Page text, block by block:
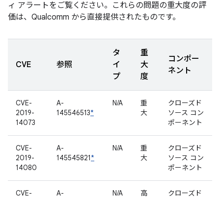
ィ アラートをご覧ください。これらの問題の重大度の評
価は、Qualcomm から直接提供されたものです。
CVE 参照
タ
イ
プ
重
大
度
コンポー
ネント
CVE-
2019-
14073
A-
145546513*
N/A
重
大
クローズド
ソース コン
ポーネント
CVE-
2019-
14080
A-
145545821*
N/A
重
大
クローズド
ソース コン
ポーネント
CVE-
A-
N/A 高
クローズド